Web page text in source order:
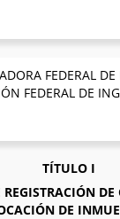
FEDERAL DE
FEDERAL DE
TÍTULO I
DE
DE